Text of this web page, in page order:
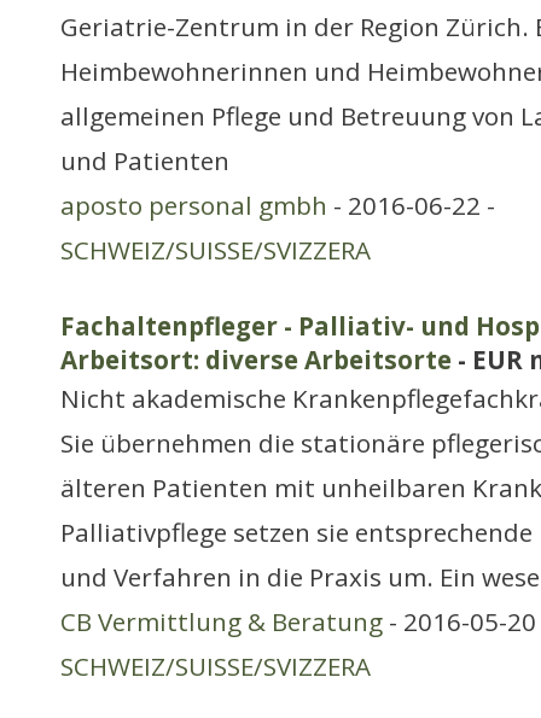
Geriatrie-Zentrum in der Region Zürich.
Heimbewohnerinnen und
allgemeinen Pflege und Betreuung von
und Patienten
aposto personal gmbh - 2016-06-22 -
SCHWEIZ/SUISSE/SVIZZERA
Fachaltenpfleger - Palliativ- und
Arbeitsort: diverse Arbeitsorte -
Nicht akademische
Sie übernehmen die stationäre
älteren Patienten mit unheilbaren
Palliativpflege setzen sie
und Verfahren in die Praxis um. Ein
CB Vermittlung & Beratung - 2016-05-
SCHWEIZ/SUISSE/SVIZZERA